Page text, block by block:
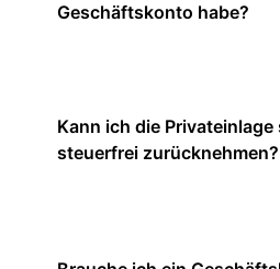
Geschäftskonto habe?
Kann ich die Privateinlage
steuerfrei zurücknehmen?